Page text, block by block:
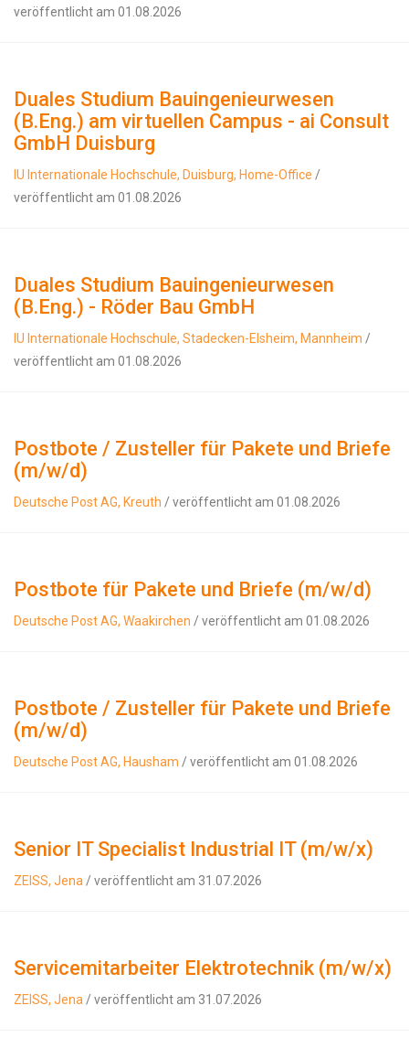
veröffentlicht am 01.08.2026
Duales Studium Bauingenieurwesen
(B.Eng.) am virtuellen Campus - ai Consult
GmbH Duisburg
IU Internationale Hochschule, Duisburg, Home-Office /
veröffentlicht am 01.08.2026
Duales Studium Bauingenieurwesen
(B.Eng.) - Röder Bau GmbH
IU Internationale Hochschule, Stadecken-Elsheim, Mannheim /
veröffentlicht am 01.08.2026
Postbote / Zusteller für Pakete und Briefe
(m/w/d)
Deutsche Post AG, Kreuth / veröffentlicht am 01.08.2026
Postbote für Pakete und Briefe (m/w/d)
Deutsche Post AG, Waakirchen / veröffentlicht am 01.08.2026
Postbote / Zusteller für Pakete und Briefe
(m/w/d)
Deutsche Post AG, Hausham / veröffentlicht am 01.08.2026
Senior IT Specialist Industrial IT (m/w/x)
ZEISS, Jena / veröffentlicht am 31.07.2026
Servicemitarbeiter Elektrotechnik (m/w/x)
ZEISS, Jena / veröffentlicht am 31.07.2026